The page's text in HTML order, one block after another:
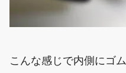
こんな感じで内側にゴ